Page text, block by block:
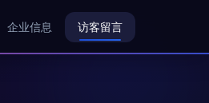
企业信息 访客留言